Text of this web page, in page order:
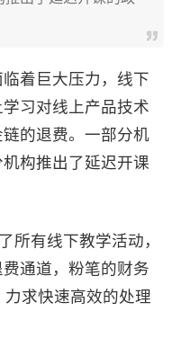
着巨大压力，线下
习对线上产品技术
的退费。一部分机
构推出了延迟开课
有线下教学活动，
通道，粉笔的财务
求快速高效的处理